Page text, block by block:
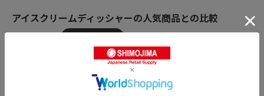
アイスクリームディッシャーの人気商品との比較